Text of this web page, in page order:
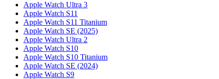
Apple Watch Ultra 3
Apple Watch S11
Apple Watch S11 Titanium
Apple Watch SE (2025)
Apple Watch Ultra 2
Apple Watch S10
Apple Watch S10 Titanium
Apple Watch SE (2024)
Apple Watch S9